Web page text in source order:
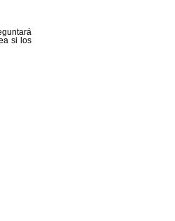
si los